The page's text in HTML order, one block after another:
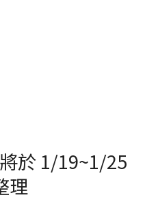
於 1/19~1/25
理